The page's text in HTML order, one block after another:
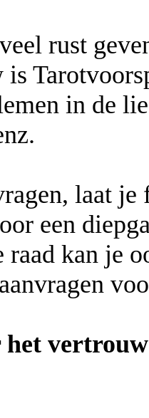
rust
is
in de
laat
een
kan je